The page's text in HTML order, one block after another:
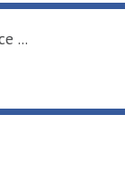
France ...